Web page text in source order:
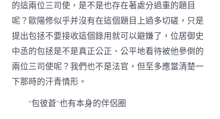
的這兩位三司使，是不是也存在著處分過重的題目
呢？歐陽修似乎并沒有在這個題目上過多切磋，只是
提出包拯不要接收這個錄用就可以避嫌了，位居御史
中丞的包拯是不是真正公正、公平地看待被他參倒的
兩位三司使呢？我們也不是法官，但至多應當清楚一
下那時的汗青情形。
“包彼蒼”也有本身的伴侶圈